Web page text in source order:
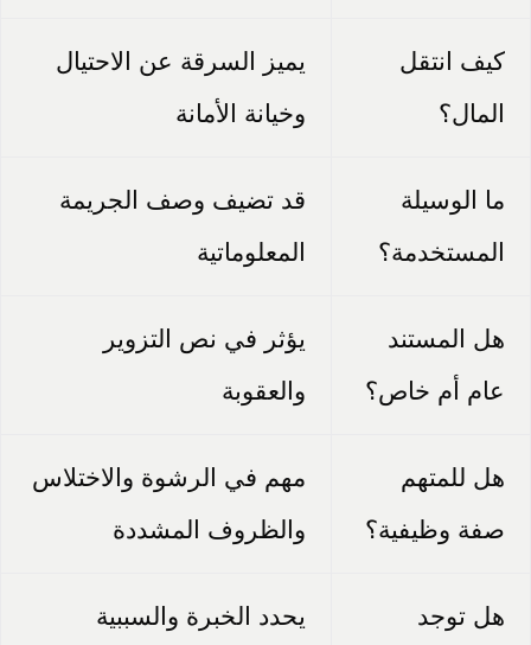
كيف انتقل
المال؟
يميز السرقة عن الاحتيال
وخيانة الأمانة
ما الوسيلة
المستخدمة؟
قد تضيف وصف الجريمة
المعلوماتية
هل المستند
عام أم خاص؟
يؤثر في نص التزوير
والعقوبة
هل للمتهم
صفة وظيفية؟
مهم في الرشوة والاختلاس
والظروف المشددة
هل توجد
يحدد الخبرة والسببية